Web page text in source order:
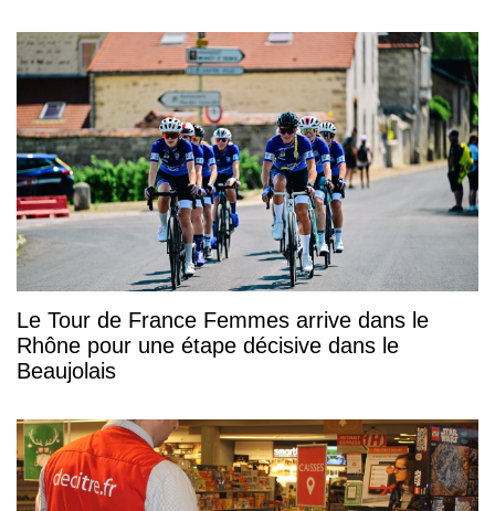
Le Tour de France Femmes arrive dans le
Rhône pour une étape décisive dans le
Beaujolais